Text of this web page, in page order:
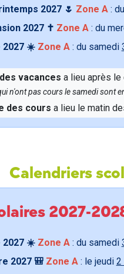
2027 🌷 Zone A:
2027 ✝️ Zone A: du
2027 ☀️ Zone A: du samedi
vacances a lieu après le
n'ont pas cours le samedi sont
des cours a lieu le matin
Calendriers
2027-
2027 ☀️ Zone A: du samedi
2027 🎒 Zone A: le jeudi 2